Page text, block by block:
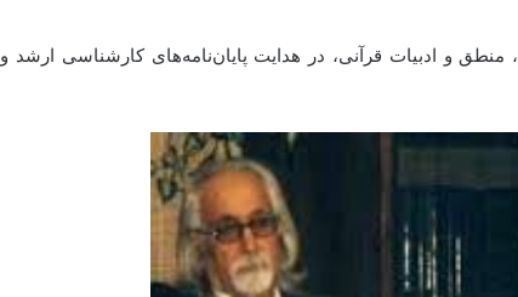
و ادبیات قرآنی، در هدایت پایان‌نامه‌های کارشناسی ارشد و